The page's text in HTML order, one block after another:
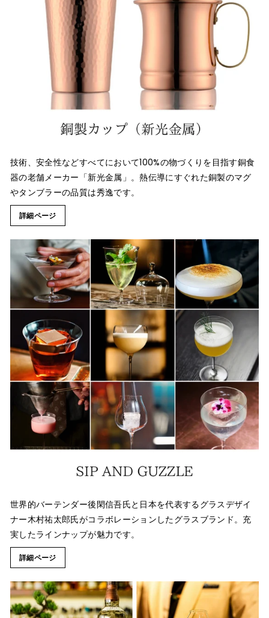
技術、安全性などすべてにおいて100%の物づくりを目指す銅食
器の老舗メーカー「新光金属」。熱伝導にすぐれた銅製のマグ
やタンブラーの品質は秀逸です。
詳細ページ
世界的バーテンダー後閑信吾氏と日本を代表するグラスデザイ
ナー木村祐太郎氏がコラボレーションしたグラスブランド。充
実したラインナップが魅力です。
詳細ページ